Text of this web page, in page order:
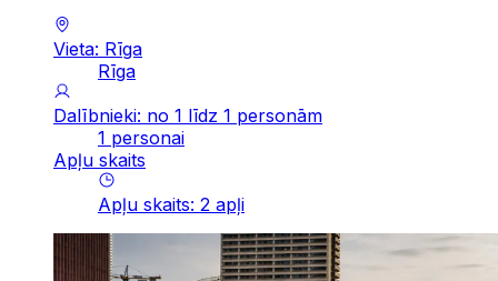
Vieta: Rīga
Rīga
Dalībnieki: no 1 līdz 1 personām
1 personai
Apļu skaits
Apļu skaits: 2 apļi